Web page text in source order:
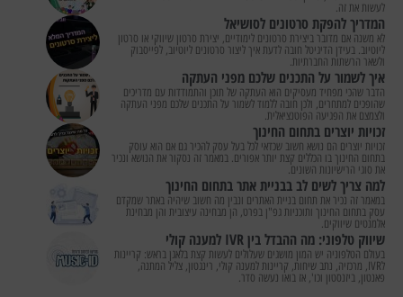
לעשות את זה.
המדריך להפקת סרטונים לסושיאל
לא משנה אם מדובר ביצירת סרטונים לימודיים, יצירת סרטון שיווקי או סרטון
ליוטיוב. בעידן הדיגיטל חובה לדעת איך ליצור סרטונים ליוטיוב, לפייסבוק
ולשאר הרשתות החברתיות.
איך לשמור על התכנים שלכם מפני העתקה
הדבר שהכי מפחיד מעסיקים הוא העתקה של תוכן והתמודדות עם מדריכים
שהופכים למתחרים, ולכן חובה ללמוד לשמור על התכנים שלכם מפני העתקה
ולצמצם את הפגיעה הפוטנציאלית.
זכויות יוצרים בתחום החינוך
זכויות יוצרים הם נושא חשוב שכדאי לכל בעל עסק להכיר גם אם הוא עוסק
בתחום החינוך בו הכללים קצת יותר אפורים. במאמר זה נסקור את הנושא ונכיר
את סוגי הרישיונות השונים.
למה צריך לשים לב בבניית אתר בתחום החינוך
במאמר זה נכיר את תחום בניית האתרים ונבין מה חשוב שיהיה באתר שמקדם
עסק בתחום החינוך ותוכניות גפ"ן בפרט, הן מבחינה עיצובית והן מבחינת
אלמנטים שיווקים.
שיווק טלפוני: מה ההבדל בין IVR למענה קולי
בעולם הטלפוניה יש המון מושגים שעלולים לעשות קצת בלאגן בראש: קריינות
לIVR, מרכזיה, נתב שיחות, קריינות למענה קולי, רינגטון, צליל המתנה,
פאנטון, ביזנסטון וכו', אז בואו נעשה סדר.